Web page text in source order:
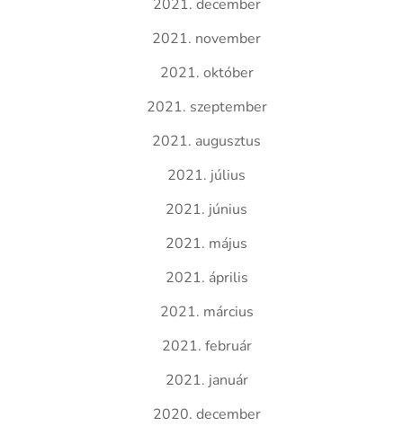
2021. december
2021. november
2021. október
2021. szeptember
2021. augusztus
2021. július
2021. június
2021. május
2021. április
2021. március
2021. február
2021. január
2020. december